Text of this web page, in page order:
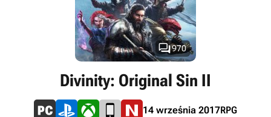
970
Divinity: Original Sin II
14 września 2017RPG